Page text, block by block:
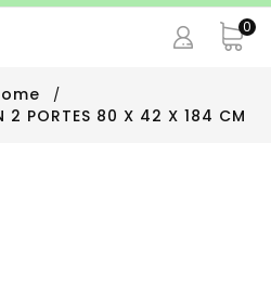
0
2 PORTES 80 X 42 X 184 CM